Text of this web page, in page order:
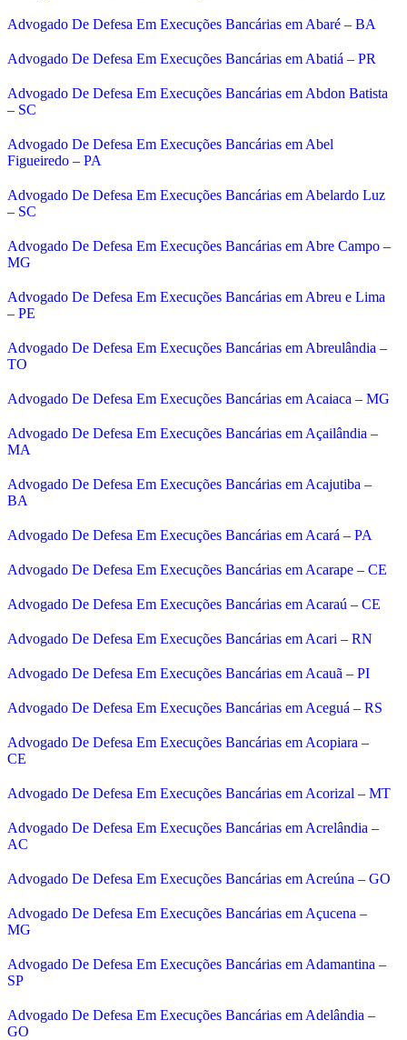
Advogado De Defesa Em Execuções Bancárias em Abaré – BA
Advogado De Defesa Em Execuções Bancárias em Abatiá – PR
Advogado De Defesa Em Execuções Bancárias em Abdon Batista
– SC
Advogado De Defesa Em Execuções Bancárias em Abel
Figueiredo – PA
Advogado De Defesa Em Execuções Bancárias em Abelardo Luz
– SC
Advogado De Defesa Em Execuções Bancárias em Abre Campo –
MG
Advogado De Defesa Em Execuções Bancárias em Abreu e Lima
– PE
Advogado De Defesa Em Execuções Bancárias em Abreulândia –
TO
Advogado De Defesa Em Execuções Bancárias em Acaiaca – MG
Advogado De Defesa Em Execuções Bancárias em Açailândia –
MA
Advogado De Defesa Em Execuções Bancárias em Acajutiba –
BA
Advogado De Defesa Em Execuções Bancárias em Acará – PA
Advogado De Defesa Em Execuções Bancárias em Acarape – CE
Advogado De Defesa Em Execuções Bancárias em Acaraú – CE
Advogado De Defesa Em Execuções Bancárias em Acari – RN
Advogado De Defesa Em Execuções Bancárias em Acauã – PI
Advogado De Defesa Em Execuções Bancárias em Aceguá – RS
Advogado De Defesa Em Execuções Bancárias em Acopiara –
CE
Advogado De Defesa Em Execuções Bancárias em Acorizal – MT
Advogado De Defesa Em Execuções Bancárias em Acrelândia –
AC
Advogado De Defesa Em Execuções Bancárias em Acreúna – GO
Advogado De Defesa Em Execuções Bancárias em Açucena –
MG
Advogado De Defesa Em Execuções Bancárias em Adamantina –
SP
Advogado De Defesa Em Execuções Bancárias em Adelândia –
GO